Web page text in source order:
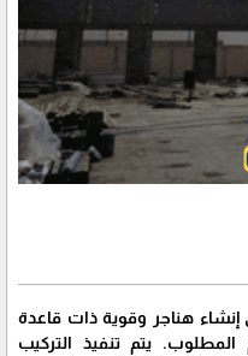
هناجر وقوية ذات قاعدة
المطلوب. يتم تنفيذ التركيب